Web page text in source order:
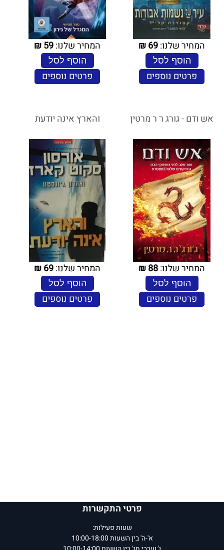
המחיר שלנו:69
₪
הוסף לסל
פרטים נוספים
המחיר שלנו:59
₪
הוסף לסל
פרטים נוספים
אש ודם - גורג ר ר מרטין
המחיר שלנו:88
₪
הוסף לסל
פרטים נוספים
והארץ אינה יודעת
המחיר שלנו:69
₪
הוסף לסל
פרטים נוספים
פרטי התקשרות
שעות פעילות:
א'-ה' בין השעות 10:00-18:00